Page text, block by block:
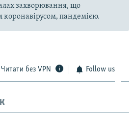
захворювання, що
коронавірусом, пандемією.
Читати без VPN Follow us